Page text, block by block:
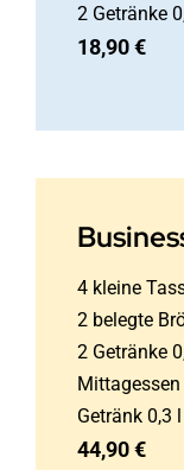
2 Getränke
18,90 €
4 kleine
2 belegte
2 Getränke
Getränk 0,3
44,90 €